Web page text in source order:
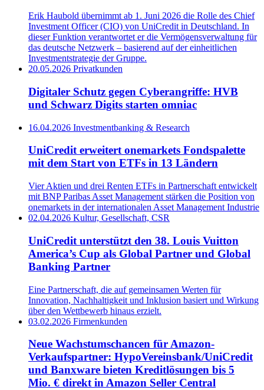
Erik Haubold übernimmt ab 1. Juni 2026 die Rolle des Chief
Investment Officer (CIO) von UniCredit in Deutschland. In
dieser Funktion verantwortet er die Vermögensverwaltung für
das deutsche Netzwerk – basierend auf der einheitlichen
Investmentstrategie der Gruppe.
20.05.2026 Privatkunden
Digitaler Schutz gegen Cyberangriffe: HVB
und Schwarz Digits starten omniac
16.04.2026 Investmentbanking & Research
UniCredit erweitert onemarkets Fondspalette
mit dem Start von ETFs in 13 Ländern
Vier Aktien und drei Renten ETFs in Partnerschaft entwickelt
mit BNP Paribas Asset Management stärken die Position von
onemarkets in der internationalen Asset Management Industrie
02.04.2026 Kultur, Gesellschaft, CSR
UniCredit unterstützt den 38. Louis Vuitton
America’s Cup als Global Partner und Global
Banking Partner
Eine Partnerschaft, die auf gemeinsamen Werten für
Innovation, Nachhaltigkeit und Inklusion basiert und Wirkung
über den Wettbewerb hinaus erzielt.
03.02.2026 Firmenkunden
Neue Wachstumschancen für Amazon-
Verkaufspartner: HypoVereinsbank/UniCredit
und Banxware bieten Kreditlösungen bis 5
Mio. € direkt in Amazon Seller Central